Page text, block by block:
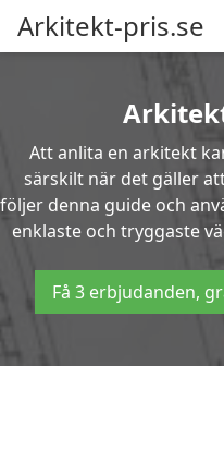
Arkitekt-pris.se
Att anlita en arkitekt
särskilt när det gäller
följer denna guide och
enklaste och tryggaste
Få 3 erbjudanden,